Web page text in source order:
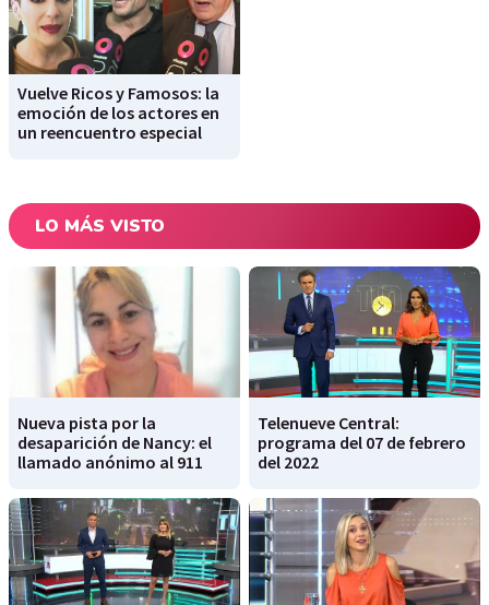
Vuelve Ricos y Famosos: la
emoción de los actores en
un reencuentro especial
LO MÁS VISTO
Nueva pista por la
desaparición de Nancy: el
llamado anónimo al 911
Telenueve Central:
programa del 07 de febrero
del 2022